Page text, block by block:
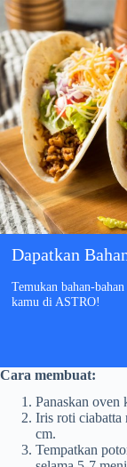
Dapatkan
Temukan bahan-
kamu di ASTRO!
Cara membuat:
Panaskan oven
Iris roti ciabatta
cm.
Tempatkan